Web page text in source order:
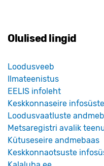
Olulised lingid
Loodusveeb
Ilmateenistus
EELIS infoleht
Keskkonnaseire
Loodusvaatluste
Metsaregistri avalik
Kütuseseire andmebaas
Keskkonnaotsuste